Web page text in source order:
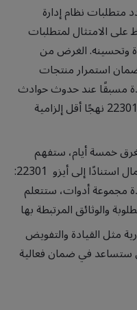
يحدد متطلبات نظام إدارة
على الامتثال لمتطلبات
وتحسينه. الغرض من
استمرار منتجات
مسبقًا عند حدوث حوادث
اضطراب. تقدم نسخة 2019 من أيزو 22301 نهجًا أقل إلزامية
خمسة أيام، ستفهم
كيفية تنفيذ نظام إدارة استمرارية الأعمال استنادًا إلى أيزو 22301:
مجموعة أدوات، ستتعلم
والوثائق المرتبطة بها
مثل القيادة والتفويض
ستساعد في ضمان فعالية